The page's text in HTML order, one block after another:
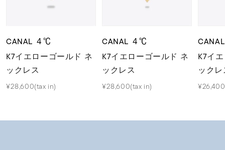
CANAL ４℃
K7イエローゴールド ネ
ックレス
¥28,600(tax in)
CANAL ４℃
K7イエローゴールド ネ
ックレス
¥28,600(tax in)
K7イ
ック